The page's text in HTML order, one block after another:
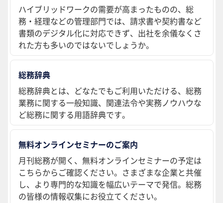
ハイブリッドワークの需要が高まったものの、総
務・経理などの管理部門では、請求書や契約書など
書類のデジタル化に対応できず、出社を余儀なくさ
れた方も多いのではないでしょうか。
総務辞典
総務辞典とは、どなたでもご利用いただける、総務
業務に関する一般知識、関連法令や実務ノウハウな
ど総務に関する用語辞典です。
無料オンラインセミナーのご案内
月刊総務が開く、無料オンラインセミナーの予定は
こちらからご確認ください。さまざまな企業と共催
し、より専門的な知識を幅広いテーマで発信。総務
の皆様の情報収集にお役立てください。